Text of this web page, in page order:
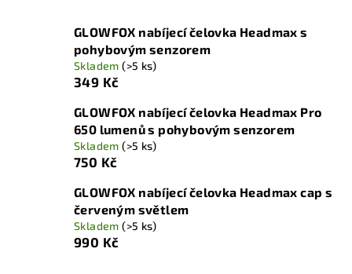
GLOWFOX nabíjecí čelovka Headmax s
pohybovým senzorem
Skladem(>5 ks)
349 Kč
GLOWFOX nabíjecí čelovka Headmax Pro
650 lumenů s pohybovým senzorem
Skladem(>5 ks)
750 Kč
GLOWFOX nabíjecí čelovka Headmax cap s
červeným světlem
Skladem(>5 ks)
990 Kč